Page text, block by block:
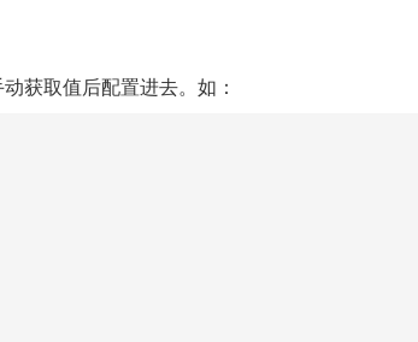
获取值后配置进去。如：